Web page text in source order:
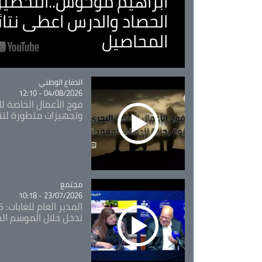
الحصاد والدرس اعطى
المحاصيل
Catégorie
الدفاع الوطني
04/08/2026 - 12:10
فوج الأعمال الخاصة
وتجهيزات متطورة
Catégorie
مجتمع
23/07/2026 - 10:18
تدخل خلال الموسم